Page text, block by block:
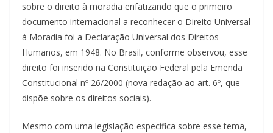
sobre o direito à moradia enfatizando que o primeiro
documento internacional a reconhecer o Direito Universal
à Moradia foi a Declaração Universal dos Direitos
Humanos, em 1948. No Brasil, conforme observou, esse
direito foi inserido na Constituição Federal pela Emenda
Constitucional nº 26/2000 (nova redação ao art. 6º, que
dispõe sobre os direitos sociais).
Mesmo com uma legislação específica sobre esse tema,